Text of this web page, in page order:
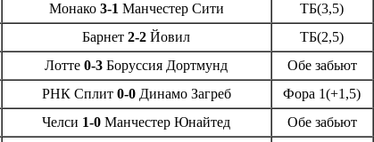
Монако 3-1 Манчестер Сити ТБ(3,5)
Барнет 2-2 Йовил ТБ(2,5)
Лотте 0-3 Боруссия Дортмунд Обе забьют
РНК Сплит 0-0Динамо Загреб Фора 1(+1,5)
Челси 1-0 Манчестер Юнайтед Обе забьют